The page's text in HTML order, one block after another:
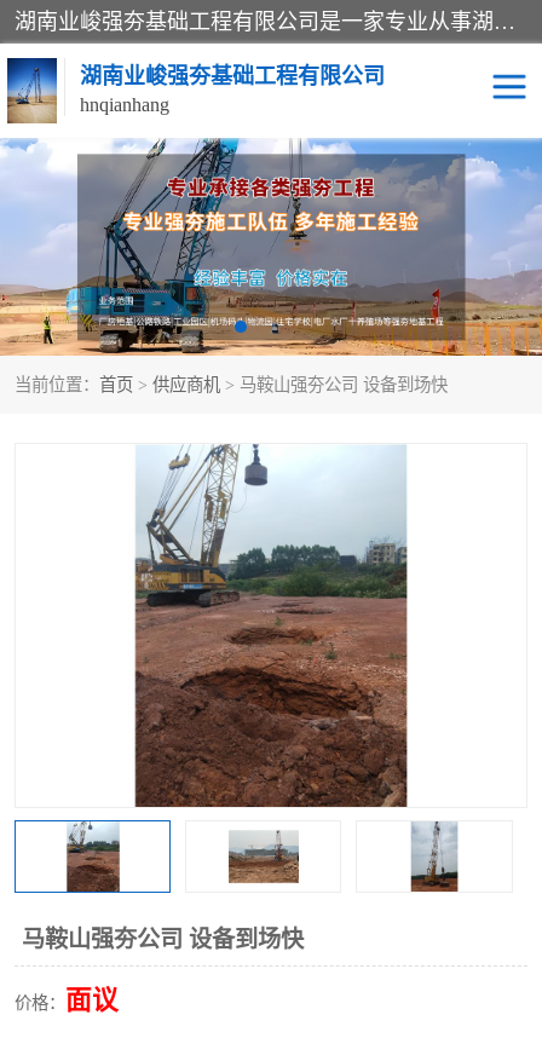
湖南业峻强夯基础工程有限公司是一家专业从事湖南强夯基础工程、强夯机租赁，地基处理的施工单位。业务覆盖：湖南、广东，江西等地。可承接1000KN.m-25000KN.m强夯（置换）工程。公司创始人是国内较早期从事强夯施工的建设者，经过多年的一步一个脚印的发展，在行业内具有较高的度和良好的口碑。
湖南业峻强夯基础工程有限公司
hnqianhang
当前位置： 首页 > 供应商机 > 马鞍山强夯公司 设备到场快
马鞍山强夯公司 设备到场快
价格： 面议
强夯施工案例 强夯机租赁
强夯施工工程 强夯施工队伍
强夯队伍